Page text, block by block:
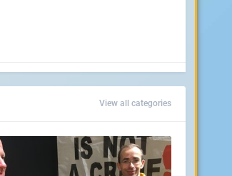
View all categories